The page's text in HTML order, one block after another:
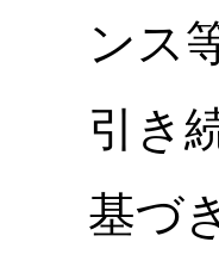
ンス
引き
基づ